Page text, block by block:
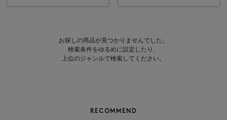
お探しの商品が見つかりませんでした。
検索条件をゆるめに設定したり、
上位のジャンルで検索してください。
RECOMMEND